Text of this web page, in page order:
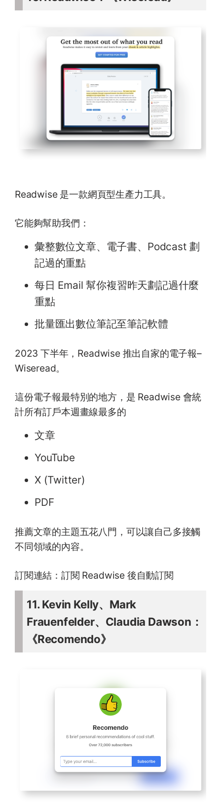
Readwise 是一款網頁型生產力工具。
它能夠幫助我們：
彙整數位文章、電子書、Podcast 劃
記過的重點
每日 Email 幫你複習昨天劃記過什麼
重點
批量匯出數位筆記至筆記軟體
2023 下半年，Readwise 推出自家的電子報–
Wiseread。
這份電子報最特別的地方，是 Readwise 會統
計所有訂戶本週畫線最多的
文章
YouTube
X (Twitter)
PDF
推薦文章的主題五花八門，可以讓自己多接觸
不同領域的內容。
訂閱連結：訂閱 Readwise 後自動訂閱
11. Kevin Kelly、Mark
Frauenfelder、Claudia Dawson：
《Recomendo》